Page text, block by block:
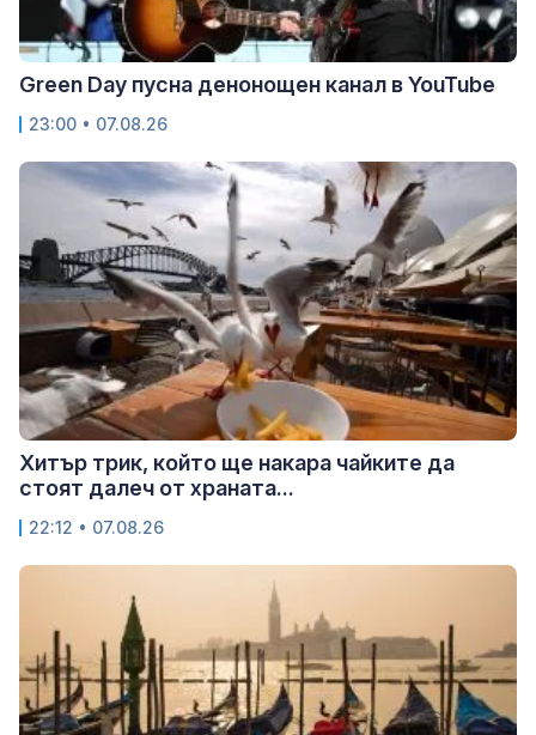
Green Day пусна денонощен канал в YouTube
23:00 • 07.08.26
Хитър трик, който ще накара чайките да
стоят далеч от храната...
22:12 • 07.08.26